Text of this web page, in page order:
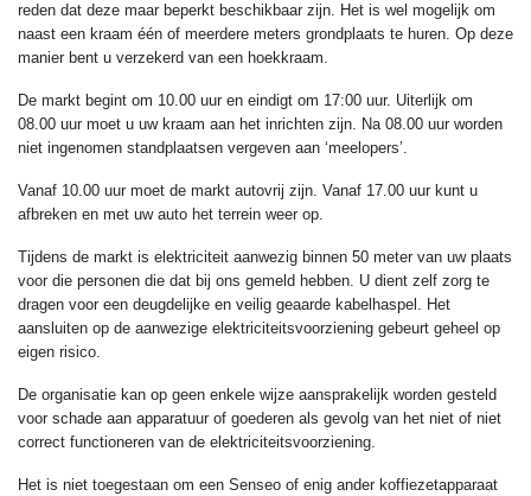
reden dat deze maar beperkt beschikbaar zijn. Het is wel mogelijk om
naast een kraam één of meerdere meters grondplaats te huren. Op deze
manier bent u verzekerd van een hoekkraam.
De markt begint om 10.00 uur en eindigt om 17:00 uur. Uiterlijk om
08.00 uur moet u uw kraam aan het inrichten zijn. Na 08.00 uur worden
niet ingenomen standplaatsen vergeven aan ‘meelopers’.
Vanaf 10.00 uur moet de markt autovrij zijn. Vanaf 17.00 uur kunt u
afbreken en met uw auto het terrein weer op.
Tijdens de markt is elektriciteit aanwezig binnen 50 meter van uw plaats
voor die personen die dat bij ons gemeld hebben. U dient zelf zorg te
dragen voor een deugdelijke en veilig geaarde kabelhaspel. Het
aansluiten op de aanwezige elektriciteitsvoorziening gebeurt geheel op
eigen risico.
De organisatie kan op geen enkele wijze aansprakelijk worden gesteld
voor schade aan apparatuur of goederen als gevolg van het niet of niet
correct functioneren van de elektriciteitsvoorziening.
Het is niet toegestaan om een Senseo of enig ander koffiezetapparaat